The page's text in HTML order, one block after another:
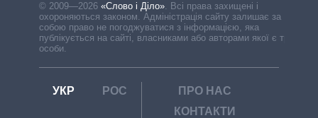
© 2009—2026 «Слово і Діло». Всі права захищені і
охороняються законом. Адміністрація сайту залишає за
собою право не погоджуватися з інформацією, яка
публікується на сайті, власниками або авторами якої є треті
особи.
УКР РОС
ПРО НАС
КОНТАКТИ